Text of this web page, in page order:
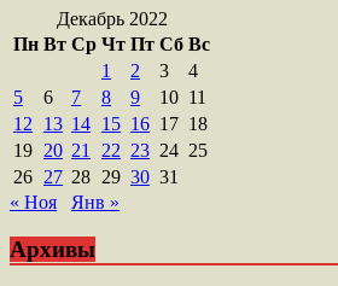
Декабрь 2022
Пн Вт Ср Чт Пт Сб Вс
1
2 3
4
5
6 7 8 9 10 11
12
13 14 15 16 17 18
19 20 21 22 23 24 25
26 27 28 29 30 31
« Ноя
Янв »
Архивы